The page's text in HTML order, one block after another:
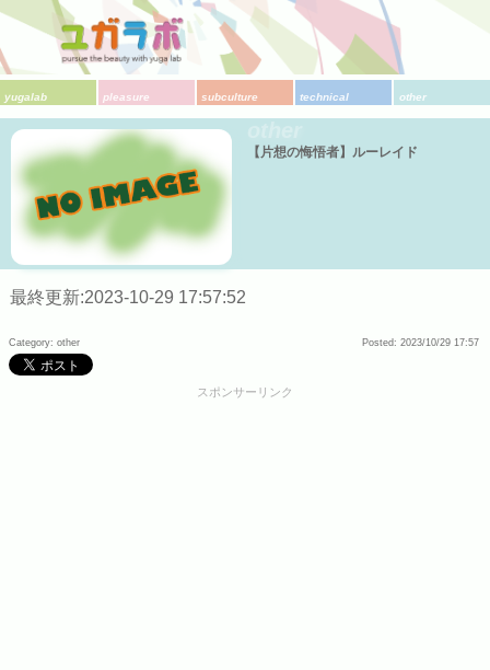
yugalab pleasure subculture technical other
【片想の悔悟者】ルーレイド
最終更新:2023-10-29 17:57:52
Category: other Posted: 2023/10/29 17:57
スポンサーリンク